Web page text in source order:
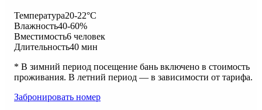
Температура20-22°C
Влажность40-60%
Вместимость6 человек
Длительность40 мин
* В зимний период посещение бань включено в стоимость
проживания. В летний период — в зависимости от тарифа.
Забронировать номер